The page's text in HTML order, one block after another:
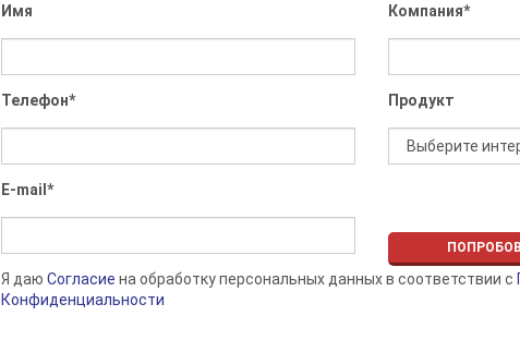
Имя
Телефон*
E-mail *
Компания*
Продукт
Я даю Согласие на обработку персональных данных в соответствии с
Конфиденциальности